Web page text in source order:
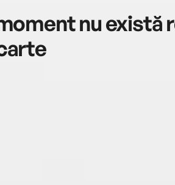
nu există